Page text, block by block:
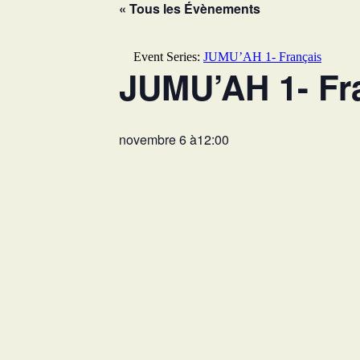
« Tous les Évènements
Event Series: JUMU’AH 1- Français
JUMU’AH 1-
novembre 6 à12:00